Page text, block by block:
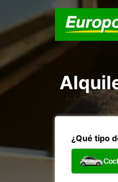
¿Qué tipo